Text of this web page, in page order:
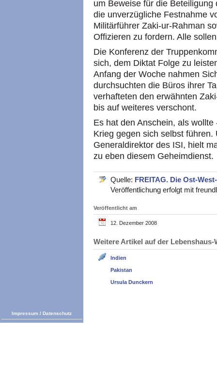
um Beweise für die
die unverzügliche Festnahme
Militärführer Zaki-ur-Rahman
Offizieren zu fordern. Alle
Die Konferenz der
sich, dem Diktat Folge zu
Anfang der Woche nahmen
durchsuchten die Büros ihrer
verhafteten den erwähnten
bis auf weiteres verschont.
Es hat den Anschein, als
Krieg gegen sich selbst
Generaldirektor des ISI, hielt
zu eben diesem Geheimdienst.
Quelle: FREITAG. Die Ost-
Veröffentlichung erfolgt mit
Veröffentlicht am
12. Dezember 2008
Weitere Artikel auf der
Indien
Pakistan
Ursula Dunckern
Impressum / Datenschutz